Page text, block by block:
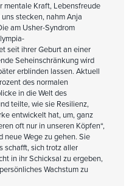
mentale Kraft, Lebensfreude
stecken, nahm Anja
am Usher-Syndrom
seit ihrer Geburt an einer
Seheinschränkung wird
erblinden lassen. Aktuell
des normalen
in die Welt des
teilte, wie sie Resilienz,
entwickelt hat, um, ganz
oft nur in unseren Köpfen“,
neue Wege zu gehen. Sie
schafft, sich trotz aller
in ihr Schicksal zu ergeben,
Wachstum zu